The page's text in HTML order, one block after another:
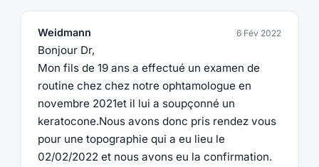
Weidmann 6 Fév 2022
Bonjour Dr,
Mon fils de 19 ans a effectué un examen de
routine chez chez notre ophtamologue en
novembre 2021et il lui a soupçonné un
keratocone.Nous avons donc pris rendez vous
pour une topographie qui a eu lieu le
02/02/2022 et nous avons eu la confirmation.